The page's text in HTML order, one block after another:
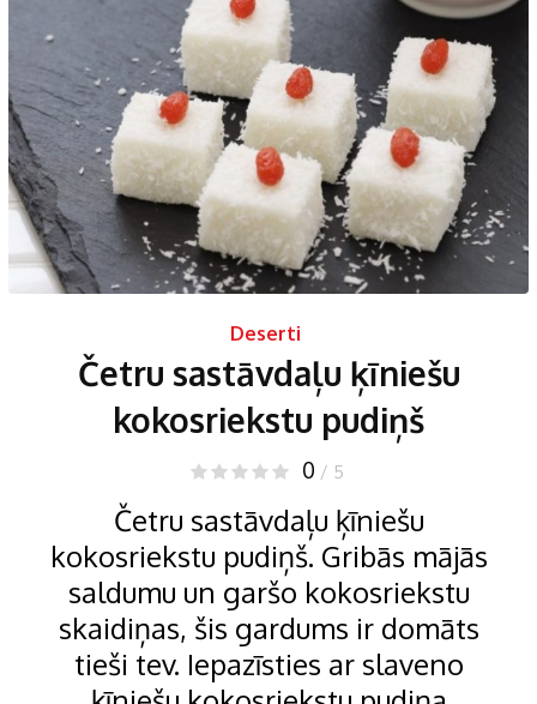
Deserti
Četru sastāvdaļu ķīniešu
kokosriekstu pudiņš
0 / 5
Četru sastāvdaļu ķīniešu
kokosriekstu pudiņš. Gribās mājās
saldumu un garšo kokosriekstu
skaidiņas, šis gardums ir domāts
tieši tev. Iepazīsties ar slaveno